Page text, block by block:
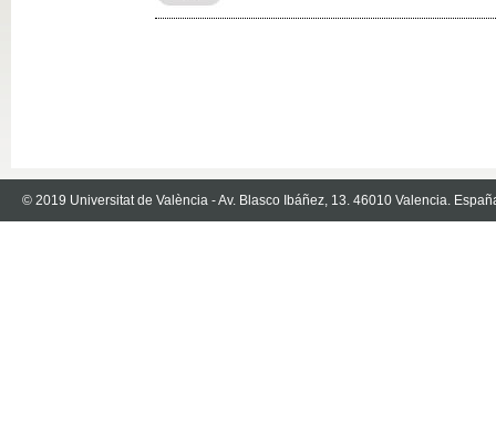
© 2019 Universitat de València - Av. Blasco Ibáñez, 13. 46010 Valencia.